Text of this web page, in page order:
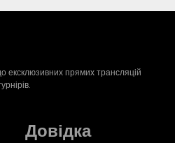
прямих трансляцій
Довідка